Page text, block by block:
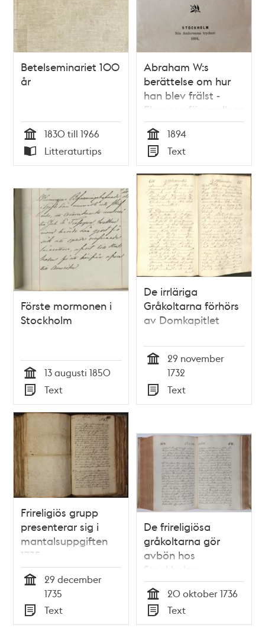
Betelseminariet 100
år
Tid
1830 till 1966
Typ
Litteraturtips
Abraham W:s
berättelse om hur
han blev frälst -
Tid
1894
Typ
Text
Förste mormonen i
Stockholm
Tid
13 augusti 1850
Typ
Text
De irrläriga
Gråkoltarna förhörs
av Domkapitlet
29 november
1732
Typ
Text
Frireligiös grupp
presenterar sig i
mantalsuppgiften
1735
29 december
1735
Typ
Text
De frireligiösa
gråkoltarna gör
avbön hos
Stockholms
domkapitel 1736
Tid
20 oktober 1736
Typ
Text